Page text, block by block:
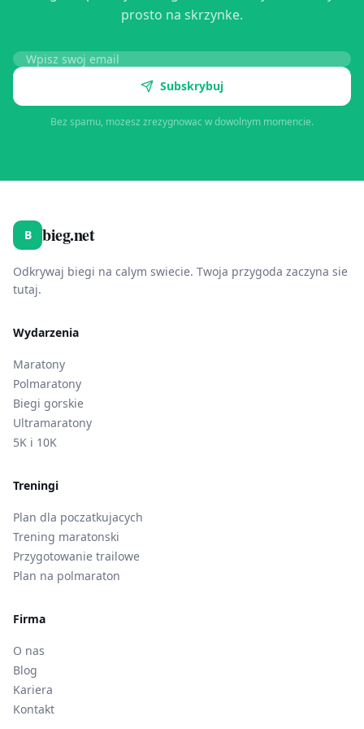
prosto na skrzynke.
Subskrybuj
Bez spamu, mozesz zrezygnowac w dowolnym momencie.
B bieg.net
Odkrywaj biegi na calym swiecie. Twoja przygoda zaczyna sie
tutaj.
Wydarzenia
Maratony
Polmaratony
Biegi gorskie
Ultramaratony
5K i 10K
Treningi
Plan dla poczatkujacych
Trening maratonski
Przygotowanie trailowe
Plan na polmaraton
Firma
O nas
Blog
Kariera
Kontakt